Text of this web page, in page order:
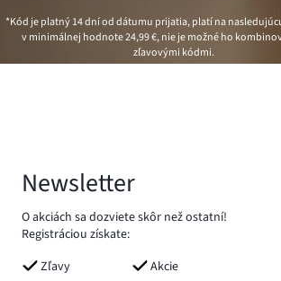
*Kód je platný 14 dní od dátumu prijatia, platí na
v minimálnej hodnote24,99 €, nie je možné ho
zľavovými kódmi.
Newsletter
O akciách sa dozviete skôr než ostatní!
Registráciou získate:
Zľavy
Akcie